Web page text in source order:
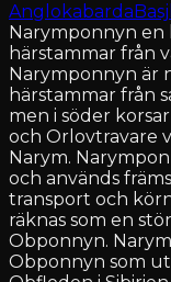
Anglokabarda
Narymponnyn en
härstammar från
Narymponnyn är
härstammar från
men i söder
och Orlovtravare
Narym.
och används
transport och
räknas som en
Obponnyn.
Obponnyn som